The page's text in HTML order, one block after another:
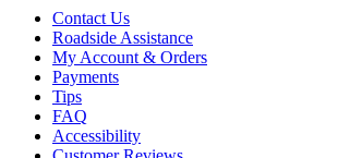
Contact Us
Roadside Assistance
My Account & Orders
Payments
Tips
FAQ
Accessibility